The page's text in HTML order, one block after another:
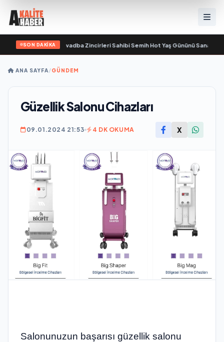
SON DAKİKA
yitirdi• Svadba Zincirleri Sahibi Semih Hot Yaş Gününü Sanat ve
ANA SAYFA/GÜNDEM
Güzellik Salonu Cihazları
09.01.2024 21:53 4 DK OKUMA X
Salonunuzun başarısı güzellik salonu